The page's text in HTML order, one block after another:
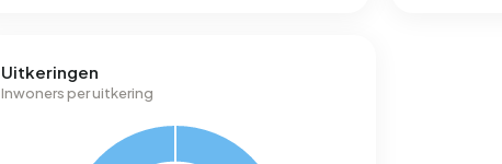
Uitkeringen
Inwoners per uitkering